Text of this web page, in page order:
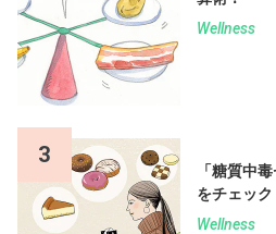
Wellness
3
「糖質中
をチェック
Wellness